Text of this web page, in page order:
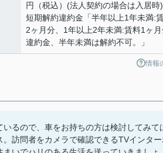
円（税込）(法人契約の場合は入居時
短期解約違約金「半年以上1年未満:
2ヶ月分、1年以上2年未満:賃料1ヶ
違約金、半年未満は解約不可。」
情報
るので、車をお持ちの方は検討してみて
訪問者をカメラで確認できるTVインタ